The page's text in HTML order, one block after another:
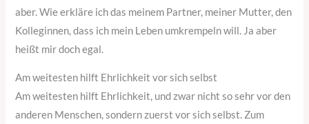
aber. Wie erkläre ich das meinem Partner, meiner Mutter, den
Kolleginnen, dass ich mein Leben umkrempeln will. Ja aber
heißt mir doch egal.
Am weitesten hilft Ehrlichkeit vor sich selbst
Am weitesten hilft Ehrlichkeit, und zwar nicht so sehr vor den
anderen Menschen, sondern zuerst vor sich selbst. Zum